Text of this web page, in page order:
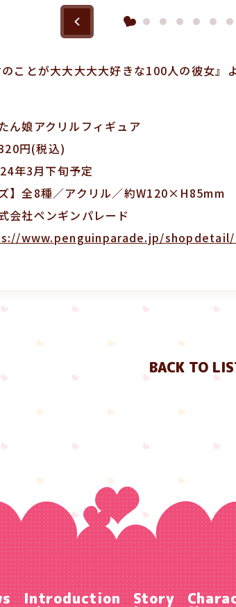
ことが大大大大大好きな100人の彼女』
ん娘アクリルフィギュア
円(税込)
年3月下旬予定
ズ】全8種／アクリル／約W120×H85mm
会社ペンギンパレード
www.penguinparade.jp/shopdetail/
BACK TO
Introduction Story